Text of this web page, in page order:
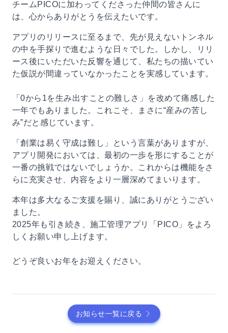
チームPICOに加わってくださった仲間の皆さんに
は、心からありがとうを伝えたいです。
アプリのリリースに至るまで、先が見えないトンネル
の中を手探りで進むような日々でした。しかし、リリ
ース後にいただいた反響を通じて、私たちの描いてい
た仮説が間違っていなかったことを実感しています。
「0から1を生み出すことの難しさ」を改めて痛感した
一年でもありました。これこそ、まさに“産みの苦し
み”だと感じています。
「創業は易く守成は難し」という言葉がありますが、
アプリ開発においては、最初の一歩を形にすることが
一番の挑戦ではないでしょうか。これからは機能をさ
らに充実させ、内容をより一層深めてまいります。
本年は多大なるご支援を賜り、誠にありがとうござい
ました。
2025年も引き続き、施工管理アプリ「PICO」をよろ
しくお願い申し上げます。
どうぞ良いお年をお迎えください。
お知らせ一覧に戻る